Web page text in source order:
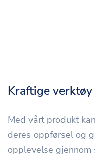
Kraftige
Med vårt produkt
deres oppførsel og
opplevelse